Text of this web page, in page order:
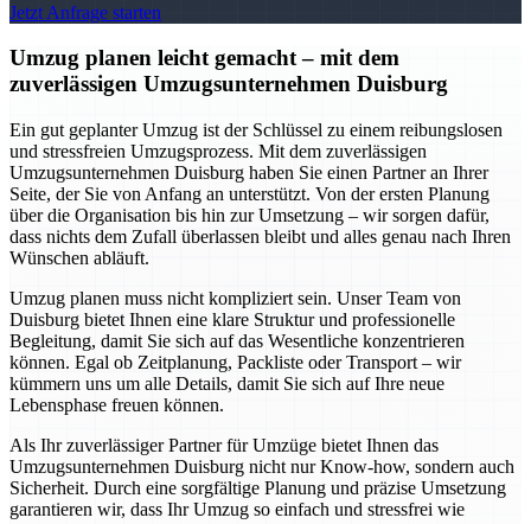
Jetzt Anfrage starten
Umzug planen leicht gemacht – mit dem
zuverlässigen Umzugsunternehmen Duisburg
Ein gut geplanter Umzug ist der Schlüssel zu einem reibungslosen
und stressfreien Umzugsprozess. Mit dem zuverlässigen
Umzugsunternehmen Duisburg haben Sie einen Partner an Ihrer
Seite, der Sie von Anfang an unterstützt. Von der ersten Planung
über die Organisation bis hin zur Umsetzung – wir sorgen dafür,
dass nichts dem Zufall überlassen bleibt und alles genau nach Ihren
Wünschen abläuft.
Umzug planen muss nicht kompliziert sein. Unser Team von
Duisburg bietet Ihnen eine klare Struktur und professionelle
Begleitung, damit Sie sich auf das Wesentliche konzentrieren
können. Egal ob Zeitplanung, Packliste oder Transport – wir
kümmern uns um alle Details, damit Sie sich auf Ihre neue
Lebensphase freuen können.
Als Ihr zuverlässiger Partner für Umzüge bietet Ihnen das
Umzugsunternehmen Duisburg nicht nur Know-how, sondern auch
Sicherheit. Durch eine sorgfältige Planung und präzise Umsetzung
garantieren wir, dass Ihr Umzug so einfach und stressfrei wie